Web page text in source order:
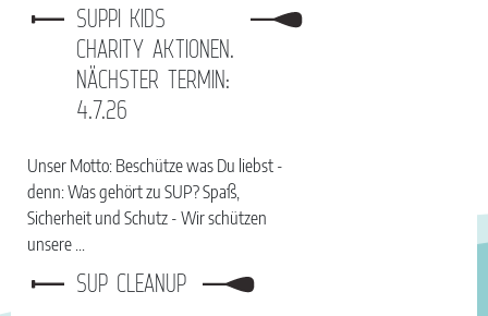
SUPPI KIDS
CHARITY AKTIONEN.
NÄCHSTER TERMIN:
4.7.26
Unser Motto: Beschütze was Du liebst -
denn: Was gehört zu SUP? Spaß,
Sicherheit und Schutz - Wir schützen
unsere ...
SUP CLEANUP